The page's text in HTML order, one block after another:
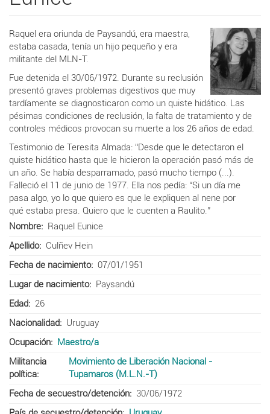
Raquel era oriunda de Paysandú, era maestra,
estaba casada, tenía un hijo pequeño y era
militante del MLN-T.
Fue detenida el 30/06/1972. Durante su reclusión
presentó graves problemas digestivos que muy
tardíamente se diagnosticaron como un quiste hidático. Las
pésimas condiciones de reclusión, la falta de tratamiento y de
controles médicos provocan su muerte a los 26 años de edad.
Testimonio de Teresita Almada: “Desde que le detectaron el
quiste hidático hasta que le hicieron la operación pasó más de
un año. Se había desparramado, pasó mucho tiempo (...).
Falleció el 11 de junio de 1977. Ella nos pedía: “Si un día me
pasa algo, yo lo que quiero es que le expliquen al nene por
qué estaba presa. Quiero que le cuenten a Raulito.”
Nombre
Raquel Eunice
Apellido
Culñev Hein
Fecha de nacimiento
07/01/1951
Lugar de nacimiento
Paysandú
Edad
26
Nacionalidad
Uruguay
Ocupación
Maestro/a
Militancia
política
Movimiento de Liberación Nacional -
Tupamaros (M.L.N.-T)
Fecha de secuestro/detención
30/06/1972